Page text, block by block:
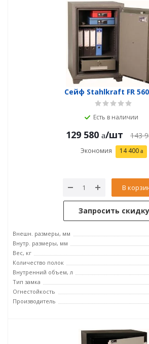
Сейф Stahlkraft FR 560
Есть в наличии
129 580 /шт 143
Экономия 14 400
В
Запросить скидку
Внешн. размеры, мм
Внутр. размеры, мм
Вес, кг
Количество полок
Внутренний объем, л
Тип замка
Огнестойкость
Производитель